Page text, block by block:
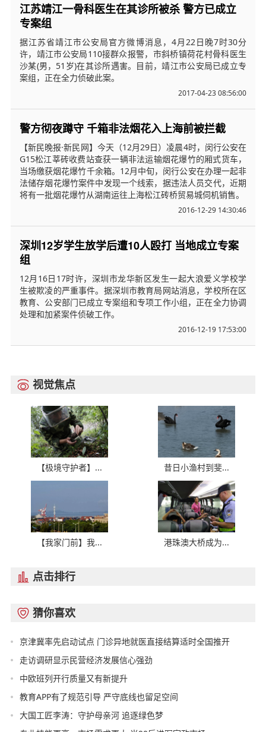
江苏靖江一骨科医生在其诊所被杀 警方已成立
专案组
据江苏省靖江市公安局官方微博消息，4月22日晚7时30分
许，靖江市公安局110接群众报警，市斜桥镇荷花村骨科医生
沙某(男，51岁)在其诊所遇害。目前，靖江市公安局已成立专
案组，正在全力侦破此案。
2017-04-23 08:56:00
警方彻夜蹲守 千箱非法烟花入上海前被拦截
【新民晚报·新民网】今天（12月29日）凌晨4时，闵行公安在
G15松江莘砖收费站查获一辆非法运输烟花爆竹的厢式货车，
当场缴获烟花爆竹千余箱。12月中旬，闵行公安在办理一起非
法储存烟花爆竹案件中发现一个线索，据违法人员交代，近期
将有一批烟花爆竹从湖南运往上海松江砖桥贸易城伺机销售。
2016-12-29 14:30:46
深圳12岁学生放学后遭10人殴打 当地成立专案
组
12月16日17时许，深圳市龙华新区发生一起大浪爱义学校学
生被欺凌的严重事件。据深圳市教育局网站消息，学校所在区
教育、公安部门已成立专案组和专项工作小组，正在全力协调
处理和加紧案件侦破工作。
2016-12-19 17:53:00
 视觉焦点
【极境守护者】... 昔日小渔村到斐...
【我家门前】我... 港珠澳大桥成为...
 点击排行
 猜你喜欢
京津冀率先启动试点 门诊异地就医直接结算适时全国推开
走访调研显示民营经济发展信心强劲
中欧班列开行质量又有新提升
教育APP有了规范引导 严守底线也留足空间
大国工匠李涛：守护母亲河 追逐绿色梦